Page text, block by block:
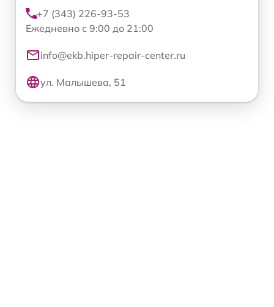
+7 (343) 226-93-53
Ежедневно с 9:00 до 21:00
info@ekb.hiper-repair-center.ru
ул. Малышева, 51